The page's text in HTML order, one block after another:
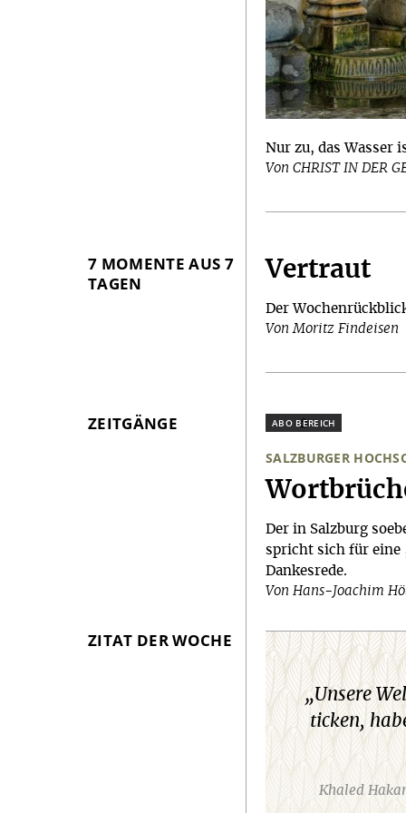
Nur zu, das Wasser
Von CHRIST IN DER
7 MOMENTE AUS 7
TAGEN
Vertraut
Der
Von Moritz Findeisen
ZEITGÄNGE Plus
SALZBURGER
:
Der in Salzburg
spricht sich für eine
Dankesrede.
Von Hans-Joachim
ZITAT DER WOCHE
„Unsere
ticken,
Khaled